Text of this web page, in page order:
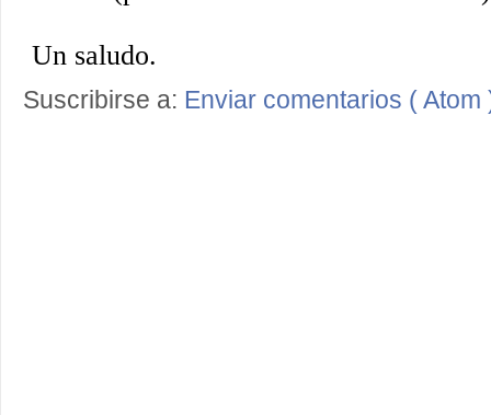
Suscribirse a: Enviar comentarios ( Atom